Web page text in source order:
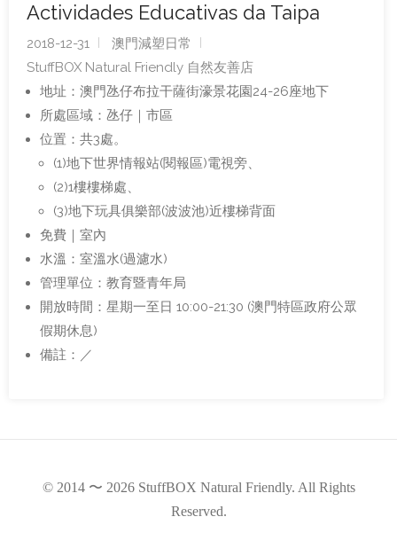
Actividades Educativas da Taipa
2018-12-31
澳門減塑日常
StuffBOX Natural Friendly 自然友善店
地址：澳門氹仔布拉干薩街濠景花園24-26座地下
所處區域：氹仔｜市區
位置：共3處。
(1)地下世界情報站(閱報區)電視旁、
(2)1樓樓梯處、
(3)地下玩具俱樂部(波波池)近樓梯背面
免費｜室內
水溫：室溫水(過濾水)
管理單位：教育暨青年局
開放時間：星期一至日 10:00-21:30 (澳門特區政府公眾
假期休息)
備註：／
© 2014 〜 2026 StuffBOX Natural Friendly. All Rights
Reserved.